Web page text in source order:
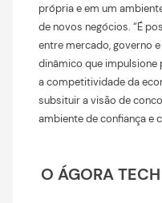
própria e em um
de novos negócios. “É
entre mercado, governo
dinâmico que impulsione
a competitividade da
subsituir a visão de
ambiente de confiança e
O ÁGORA